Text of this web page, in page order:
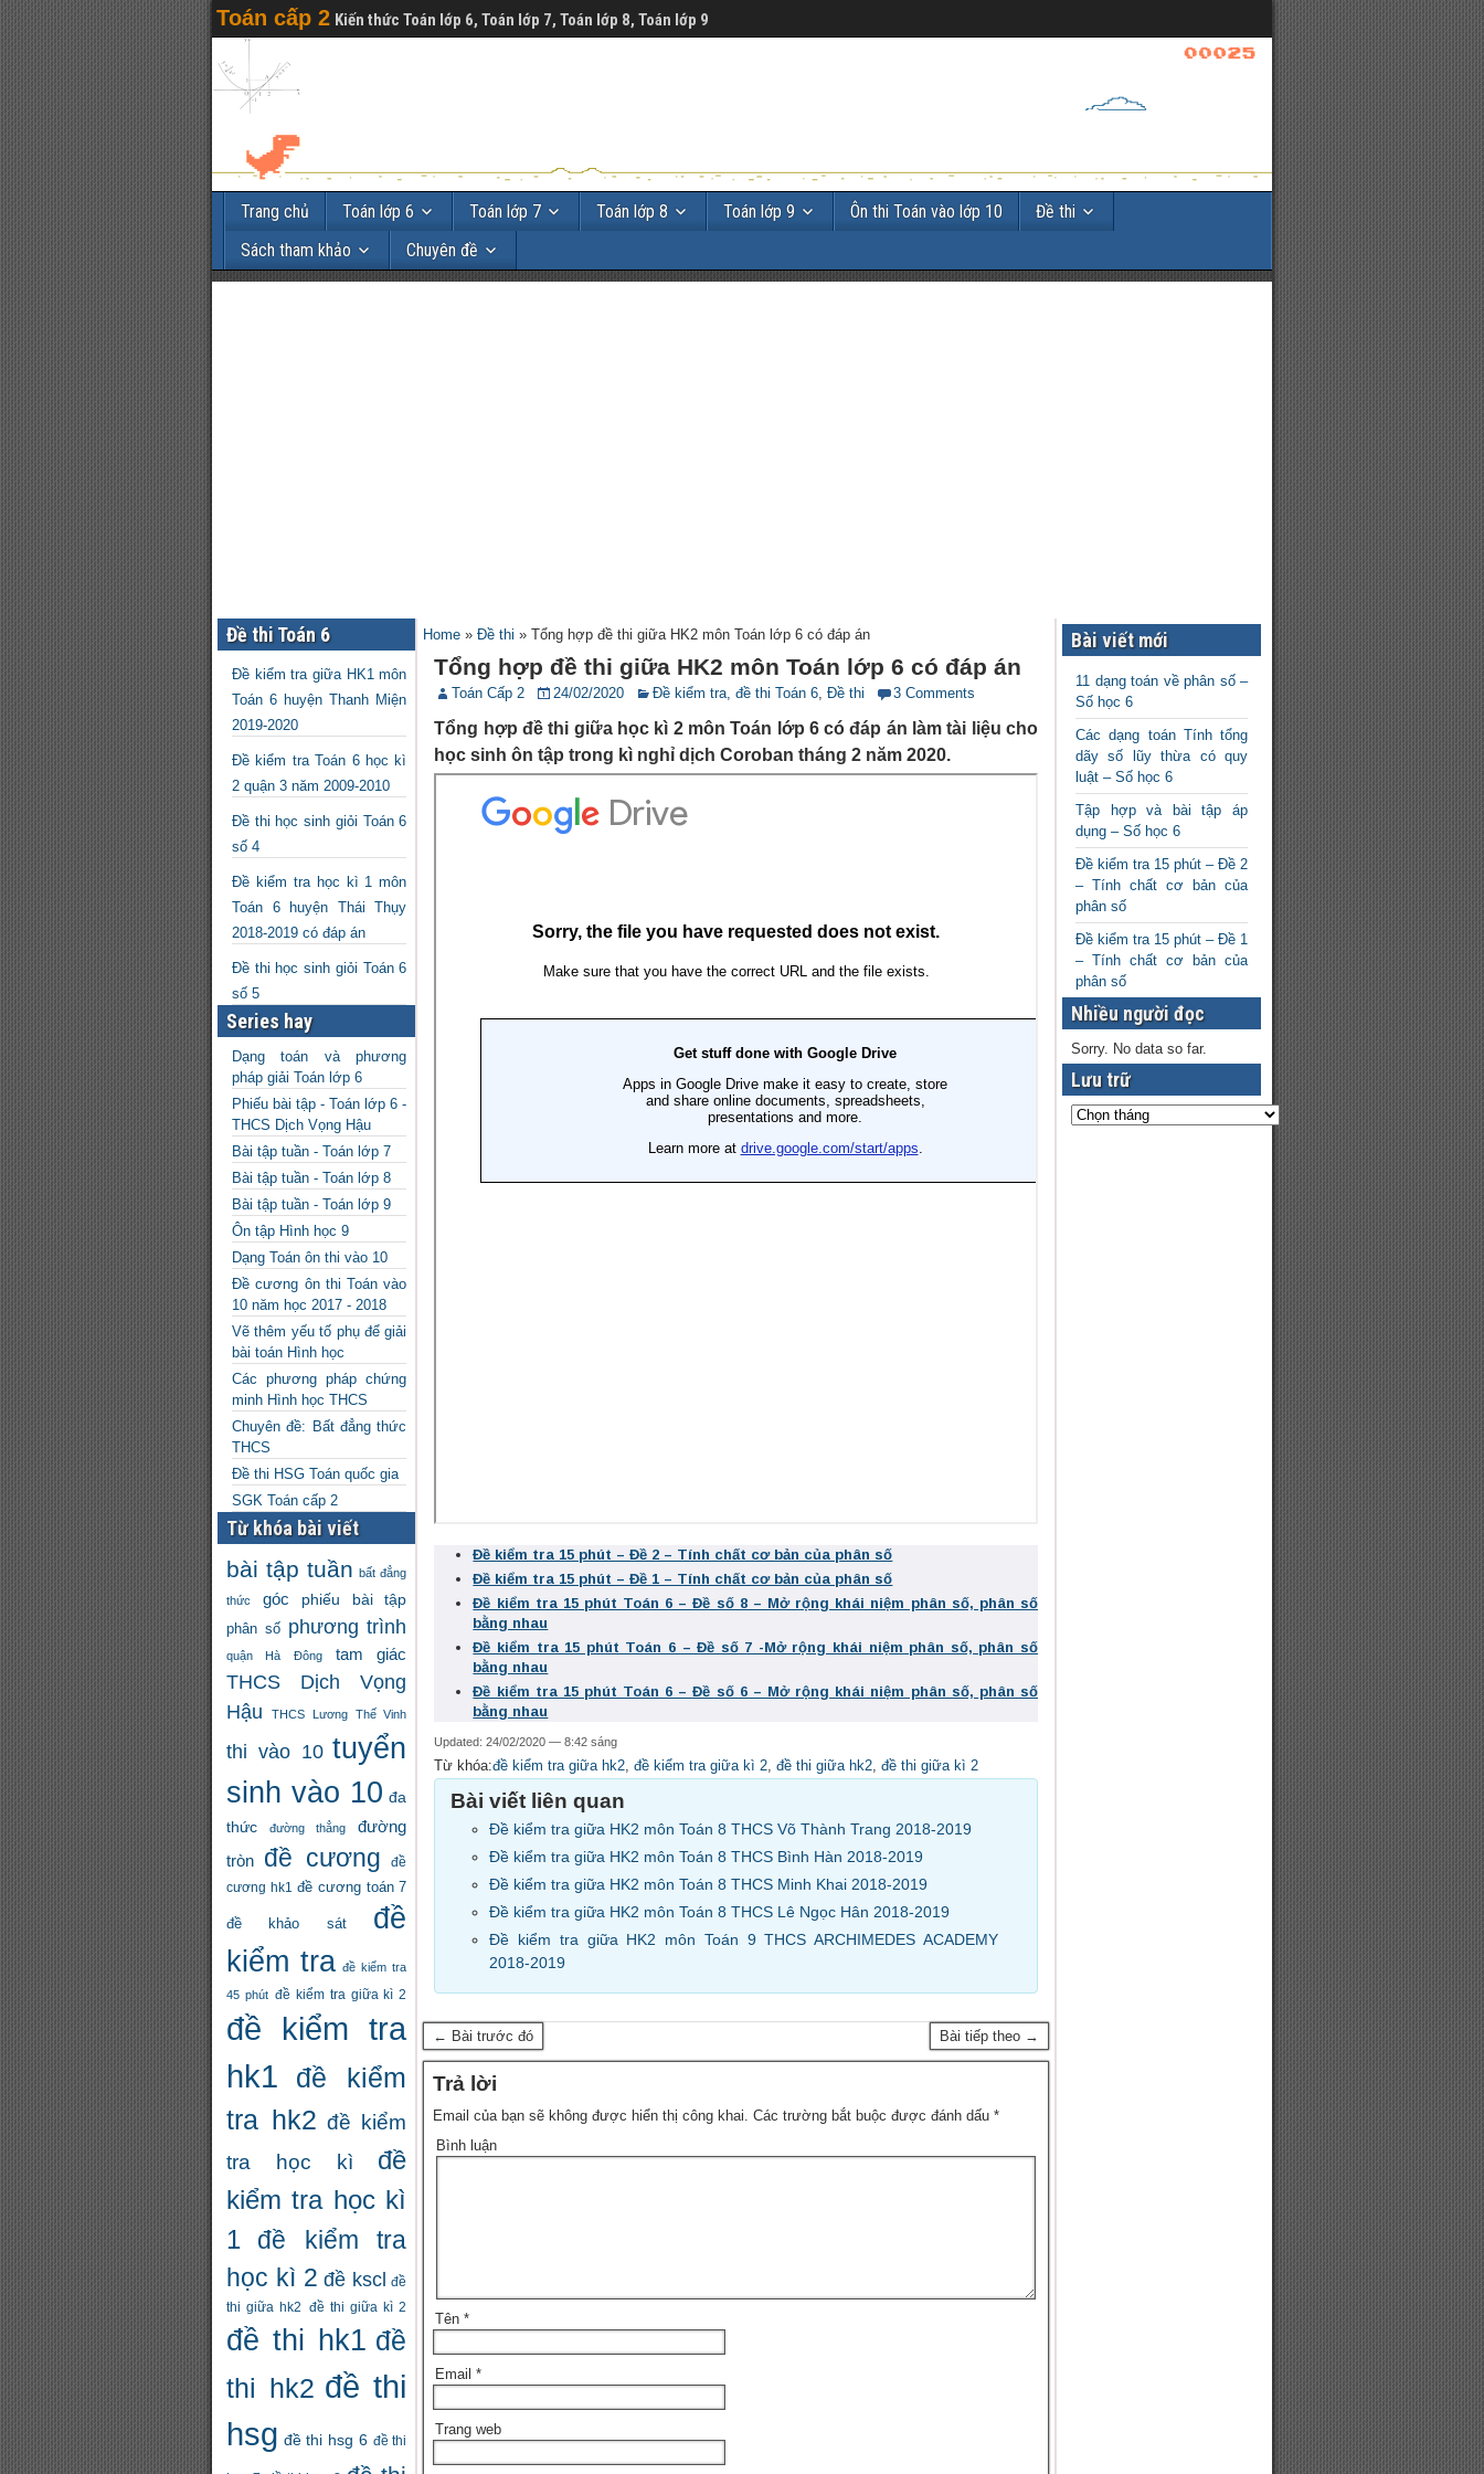
Toán cấp 2 Kiến thức Toán lớp 6, Toán lớp 7, Toán lớp 8, Toán lớp 9
Trang chủ Toán lớp 6 Toán lớp 7 Toán lớp 8 Toán lớp 9 Ôn thi Toán vào lớp 10
Đề thi
Sách tham khảo
Chuyên đề
Đề thi Toán 6
Đề kiểm tra giữa HK1 môn
Toán 6 huyện Thanh Miện
2019-2020
Đề kiểm tra Toán 6 học kì
2 quận 3 năm 2009-2010
Đề thi học sinh giỏi Toán 6
số 4
Đề kiểm tra học kì 1 môn
Toán 6 huyện Thái Thụy
2018-2019 có đáp án
Đề thi học sinh giỏi Toán 6
số 5
Series hay
Dạng toán và phương
pháp giải Toán lớp 6
Phiếu bài tập - Toán lớp 6 -
THCS Dịch Vọng Hậu
Bài tập tuần - Toán lớp 7
Bài tập tuần - Toán lớp 8
Bài tập tuần - Toán lớp 9
Ôn tập Hình học 9
Dạng Toán ôn thi vào 10
Đề cương ôn thi Toán vào
10 năm học 2017 - 2018
Vẽ thêm yếu tố phụ để giải
bài toán Hình học
Các phương pháp chứng
minh Hình học THCS
Chuyên đề: Bất đẳng thức
THCS
Đề thi HSG Toán quốc gia
SGK Toán cấp 2
Từ khóa bài viết
bài tập tuần bất đẳng
thức góc phiếu bài tập
phân số phương trình
quận Hà Đông tam giác
THCS Dịch Vọng
Hậu
THCS Lương Thế Vinh
thi vào 10 tuyển
sinh vào 10 đa
thức
đường thẳng
đường
tròn đề cương
đề
cương hk1
đề cương toán 7
đề khảo sát
đề
kiểm tra đề kiểm tra
45 phút đề kiểm tra giữa kì 2
đề kiểm tra
hk1
đề kiểm
tra hk2 đề kiểm
tra học kì
đề
kiểm tra học kì
1
đề kiểm tra
học kì 2 đề kscl đề
thi giữa hk2 đề thi giữa kì 2
đề thi hk1 đề
thi hk2 đề thi
hsg đề thi hsg 6 đề thi
Home »Đề thi »Tổng hợp đề thi giữa HK2 môn Toán lớp 6 có đáp án
Tổng hợp đề thi giữa HK2 môn Toán lớp 6 có đáp án
Toán Cấp 2 24/02/2020 Đề kiểm tra, đề thi Toán 6,Đề thi 3 Comments
Tổng hợp đề thi giữa học kì 2 môn Toán lớp 6 có đáp án làm tài liệu cho
học sinh ôn tập trong kì nghỉ dịch Coroban tháng 2 năm 2020.
Đề kiểm tra 15 phút – Đề 2 – Tính chất cơ bản của phân số
Đề kiểm tra 15 phút – Đề 1 – Tính chất cơ bản của phân số
Đề kiểm tra 15 phút Toán 6 – Đề số 8 – Mở rộng khái niệm phân số, phân số
bằng nhau
Đề kiểm tra 15 phút Toán 6 – Đề số 7 -Mở rộng khái niệm phân số, phân số
bằng nhau
Đề kiểm tra 15 phút Toán 6 – Đề số 6 – Mở rộng khái niệm phân số, phân số
bằng nhau
Updated: 24/02/2020 — 8:42 sáng
Từ khóa:đề kiểm tra giữa hk2,đề kiểm tra giữa kì 2,đề thi giữa hk2,đề thi giữa kì 2
Bài viết liên quan
Đề kiểm tra giữa HK2 môn Toán 8 THCS Võ Thành Trang 2018-2019
Đề kiểm tra giữa HK2 môn Toán 8 THCS Bình Hàn 2018-2019
Đề kiểm tra giữa HK2 môn Toán 8 THCS Minh Khai 2018-2019
Đề kiểm tra giữa HK2 môn Toán 8 THCS Lê Ngọc Hân 2018-2019
Đề kiểm tra giữa HK2 môn Toán 9 THCS ARCHIMEDES ACADEMY
2018-2019
← Bài trước đó Bài tiếp theo →
Trả lời
Email của bạn sẽ không được hiển thị công khai. Các trường bắt buộc được đánh dấu*
Bình luận
Tên*
Email*
Trang web
Bài viết mới
11 dạng toán về phân số –
Số học 6
Các dạng toán Tính tổng
dãy số lũy thừa có quy
luật – Số học 6
Tập hợp và bài tập áp
dụng – Số học 6
Đề kiểm tra 15 phút – Đề 2
– Tính chất cơ bản của
phân số
Đề kiểm tra 15 phút – Đề 1
– Tính chất cơ bản của
phân số
Nhiều người đọc
Sorry. No data so far.
Lưu trữ